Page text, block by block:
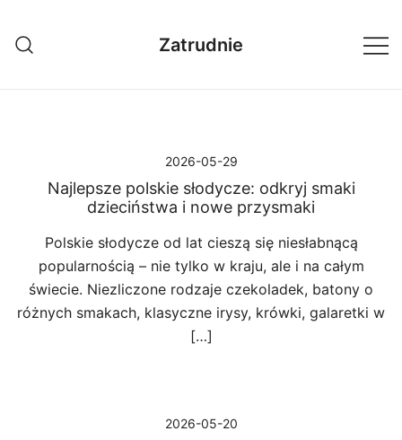
treści
Zatrudnie
2026-05-29
Najlepsze polskie słodycze: odkryj smaki
dzieciństwa i nowe przysmaki
Polskie słodycze od lat cieszą się niesłabnącą
popularnością – nie tylko w kraju, ale i na całym
świecie. Niezliczone rodzaje czekoladek, batony o
różnych smakach, klasyczne irysy, krówki, galaretki w
[…]
2026-05-20